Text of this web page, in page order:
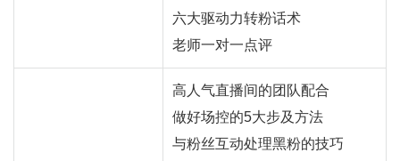
六大驱动力转粉话术
老师一对一点评
高人气直播间的团队配合
做好场控的5大步及方法
与粉丝互动处理黑粉的技巧